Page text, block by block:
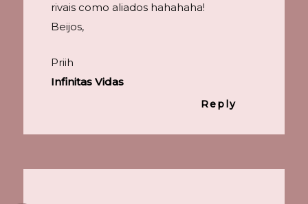
rivais como aliados hahahaha!
Beijos,
Priih
Infinitas Vidas
Reply